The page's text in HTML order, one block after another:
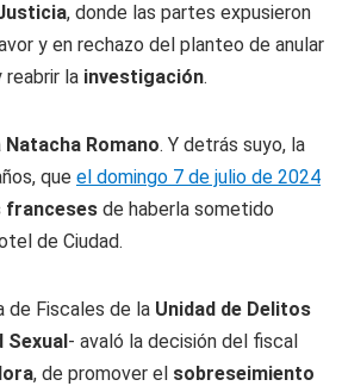
, donde las partes expusieron
y en rechazo del planteo de anular
reabrir la investigación.
Natacha Romano. Y detrás suyo, la
que el domingo 7 de julio de 2024
franceses de haberla sometido
de Ciudad.
de Fiscales de la Unidad de Delitos
Sexual- avaló la decisión del fiscal
, de promover el sobreseimiento